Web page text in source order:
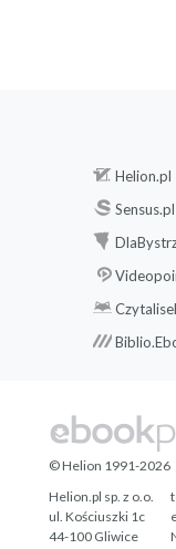
Helion.pl
Sensus.pl
© Helion 1991-2026
Helion.pl sp. z o.o.
ul. Kościuszki 1c
44-100 Gliwice